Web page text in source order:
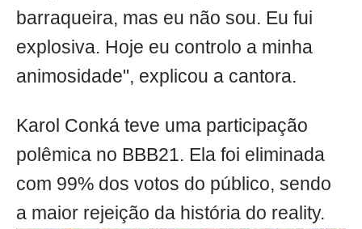
barraqueira, mas eu não sou. Eu fui
explosiva. Hoje eu controlo a minha
animosidade", explicou a cantora.
Karol Conká teve uma participação
polêmica no BBB21. Ela foi eliminada
com 99% dos votos do público, sendo
a maior rejeição da história do reality.